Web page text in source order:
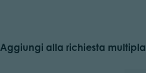
Aggiungi alla richiesta multipla